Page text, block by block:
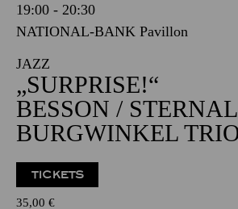
Freitag
08.01.2027
19:00 - 20:30
NATIONAL-BANK Pavillon
JAZZ
„SURPRISE!“
BESSON / STERNAL /
BURGWINKEL TRIO